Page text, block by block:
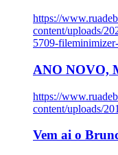
https://
content/uploads/
5709-
ANO NOVO,
https://
content/uploads/
Vem ai o